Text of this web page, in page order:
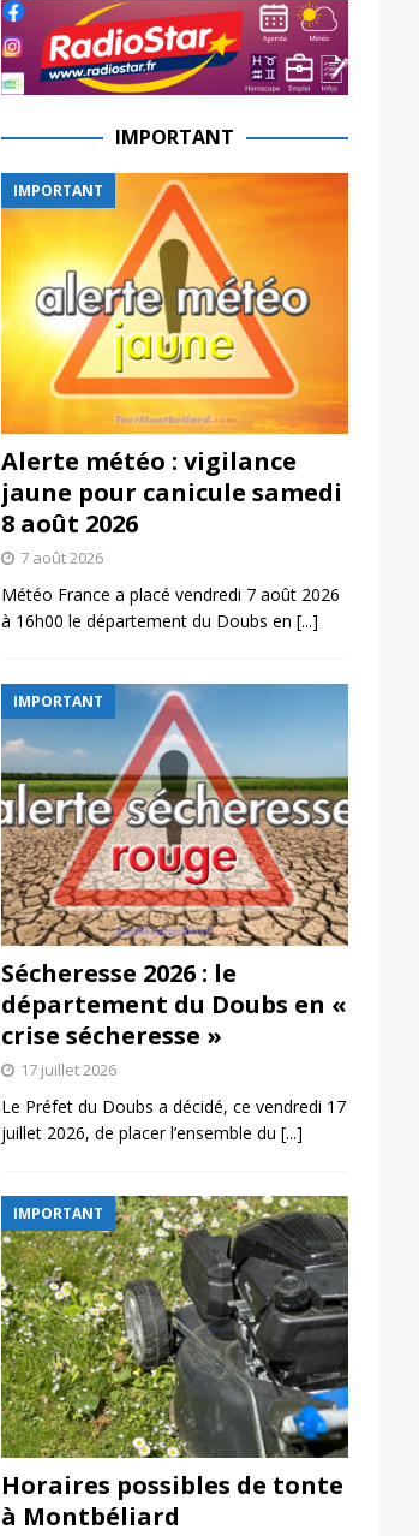
IMPORTANT
IMPORTANT
Alerte météo : vigilance
jaune pour canicule samedi
8 août 2026
7 août 2026
Météo France a placé vendredi 7 août 2026
à 16h00 le département du Doubs en [...]
IMPORTANT
Sécheresse 2026 : le
département du Doubs en «
crise sécheresse »
17 juillet 2026
Le Préfet du Doubs a décidé, ce vendredi 17
juillet 2026, de placer l’ensemble du [...]
IMPORTANT
Horaires possibles de tonte
à Montbéliard